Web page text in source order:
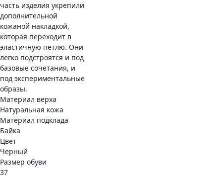
часть изделия укрепили
дополнительной
кожаной накладкой,
которая переходит в
эластичную петлю. Они
легко подстроятся и под
базовые сочетания, и
под экспериментальные
образы.
Материал верха
Натуральная кожа
Материал подклада
Байка
Цвет
Черный
Размер обуви
37